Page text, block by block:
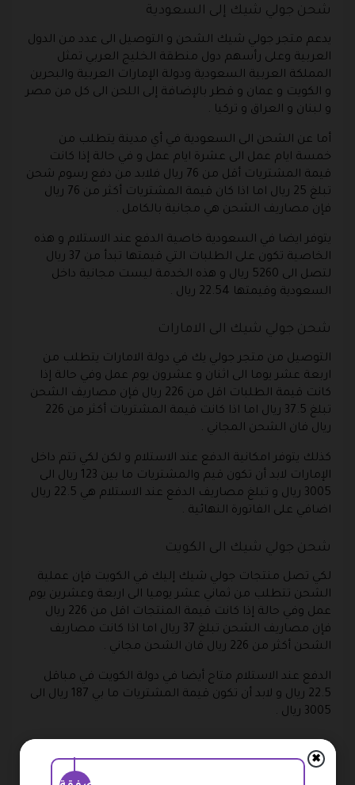
شحن جولي شيك إلى السعودية
يدعم متجر جولي شيك الشحن و التوصيل الى عدد من الدول
العربية وعلى رأسهم دول منطقة الخليج العربي تمثل
المملكة العربية السعودية ودولة الإمارات العربية والبحرين
و الكويت و عمان و قطر بالإضافة إلى اللحن الى كل من مصر
و لبنان و العراق و تركيا .
أما عن الشحن الى السعودية في أي مدينة يتطلب من
خمسة ايام عمل الى عشرة ايام عمل و في حالة إذا كانت
قيمة المشتريات أقل من 76 ريال فلابد من دفع رسوم شحن
تبلغ 25 ريال اما اذا كان قيمة المشتريات أكثر من 76 ريال
فإن مصاريف الشحن هي مجانية بالكامل .
يتوفر ايضا في السعودية خاصية الدفع عند الاستلام و هذه
الخاصية تكون على الطلبات التي قيمتها تبدأ من 37 ريال
لتصل الى 5260 ريال و هذه الخدمة ليست مجانية داخل
السعودية وقيمتها 22.54 ريال .
شحن جولي شيك الى الامارات
التوصيل من متجر جولي يك في دولة الامارات يتطلب من
اربعة عشر يوما الى اثنان و عشرون يوم عمل وفي حالة إذا
كانت قيمة الطلبات اقل من 226 ريال فإن مصاريف الشحن
تبلغ 37.5 ريال اما اذا كانت قيمة المشتريات أكثر من 226
ريال فان الشحن المجاني .
كذلك يتوفر امكانية الدفع عند الاستلام و لكن لكي تتم داخل
الإمارات لابد أن تكون قيم والمشتريات ما بين 123 ريال الى
3005 ريال و تبلغ مصاريف الدفع عند الاستلام هي 22.5 ريال
اضافي على الفاتورة النهائية .
شحن جولي شيك الى الكويت
لكي تصل منتجات جولي شيك إليك في الكويت فإن عملية
الشحن تتطلب من ثماني عشر يوميا الى اربعة وعشرين يوم
عمل وفي حالة إذا كانت قيمة المنتجات اقل من 226 ريال
فإن مصاريف الشحن تبلغ 37 ريال اما اذا كانت مصاريف
الشحن أكثر من 226 ريال فان الشحن مجاني .
الدفع عند الاستلام متاح أيضا في دولة الكويت في مباقل
22.5 ريال و لابد أن تكون قيمة المشتريات ما بي 187 ريال الى
3005 ريال .
شحن جولي شيك الى عمان
يمكنك ان تشحن كذلك إلى دولة عمان وهو سعر يعتبر
✖